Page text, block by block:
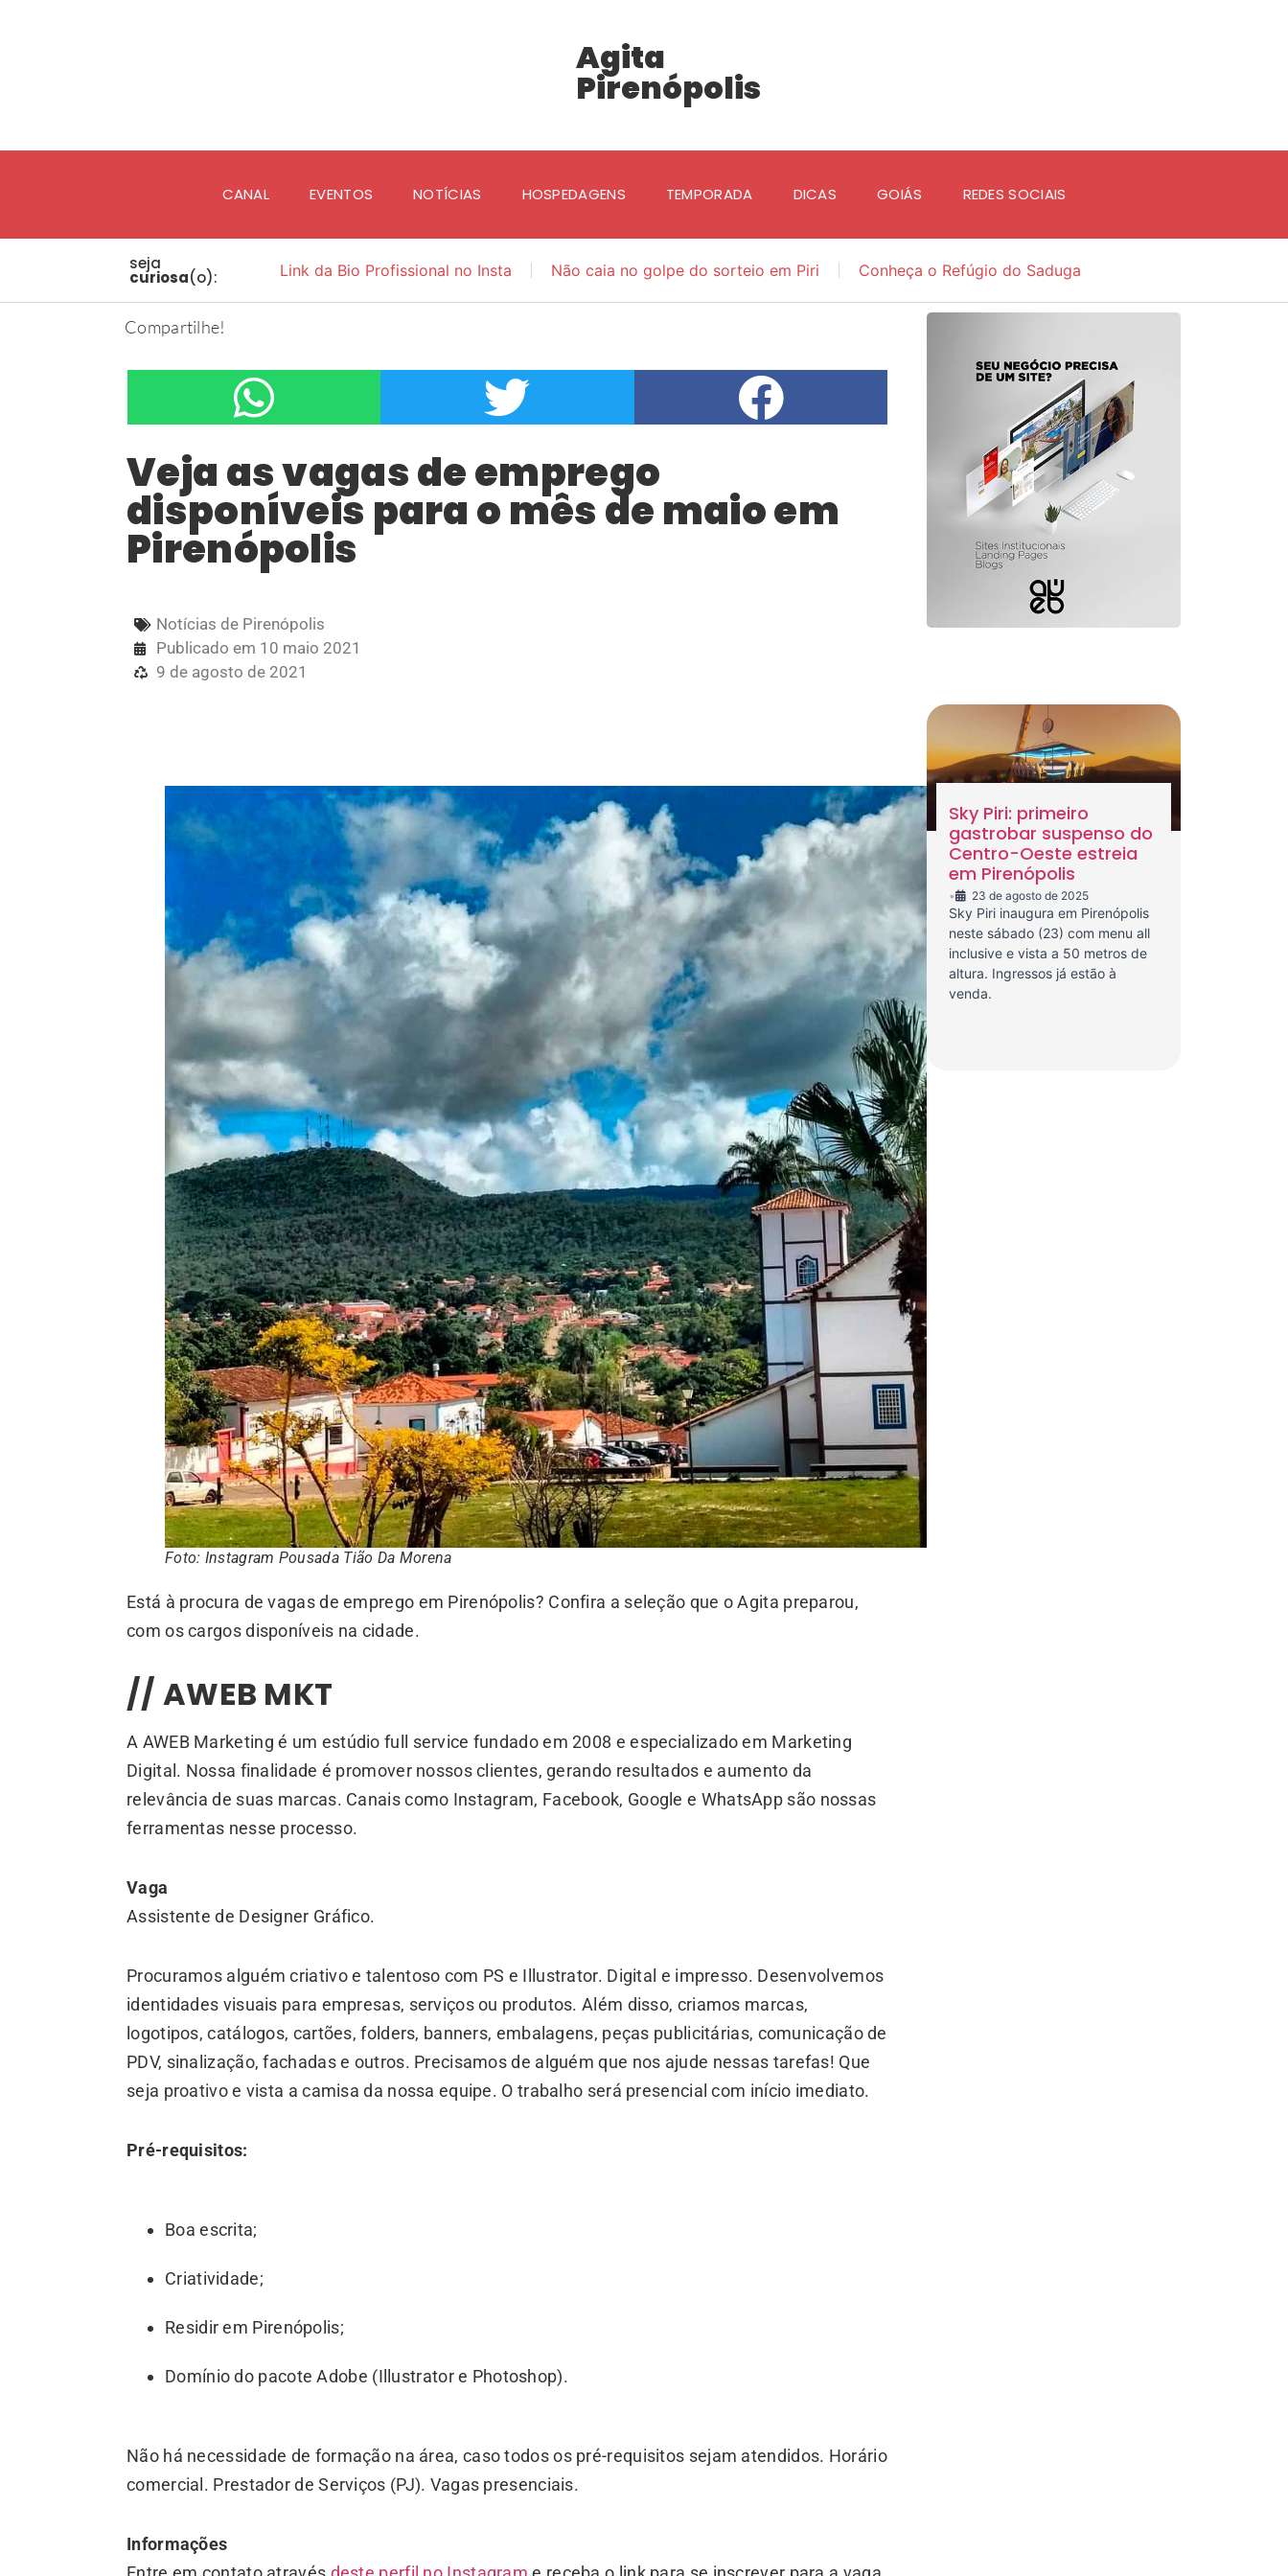
Agita
Pirenópolis
CANAL EVENTOS NOTÍCIAS HOSPEDAGENS TEMPORADA DICAS GOIÁS REDES SOCIAIS
seja
curiosa(o): Link da Bio Profissional no Insta Não caia no golpe do sorteio em Piri Conheça o Refúgio do Saduga
Compartilhe!
Veja as vagas de emprego
disponíveis para o mês de maio em
Pirenópolis
Notícias de Pirenópolis
Publicado em 10 maio 2021
9 de agosto de 2021
Foto: Instagram Pousada Tião Da Morena
Está à procura de vagas de emprego em Pirenópolis? Confira a seleção que o Agita preparou,
com os cargos disponíveis na cidade.
// AWEB MKT
A AWEB Marketing é um estúdio full service fundado em 2008 e especializado em Marketing
Digital. Nossa finalidade é promover nossos clientes, gerando resultados e aumento da
relevância de suas marcas. Canais como Instagram, Facebook, Google e WhatsApp são nossas
ferramentas nesse processo.
Vaga
Assistente de Designer Gráfico.
Procuramos alguém criativo e talentoso com PS e Illustrator. Digital e impresso. Desenvolvemos
identidades visuais para empresas, serviços ou produtos. Além disso, criamos marcas,
logotipos, catálogos, cartões, folders, banners, embalagens, peças publicitárias, comunicação de
PDV, sinalização, fachadas e outros. Precisamos de alguém que nos ajude nessas tarefas! Que
seja proativo e vista a camisa da nossa equipe. O trabalho será presencial com início imediato.
Pré-requisitos:
Boa escrita;
Criatividade;
Residir em Pirenópolis;
Domínio do pacote Adobe (Illustrator e Photoshop).
Não há necessidade de formação na área, caso todos os pré-requisitos sejam atendidos. Horário
comercial. Prestador de Serviços (PJ). Vagas presenciais.
Informações
Sky Piri: primeiro
gastrobar suspenso do
Centro-Oeste estreia
em Pirenópolis
• 23 de agosto de 2025
Sky Piri inaugura em Pirenópolis
neste sábado (23) com menu all
inclusive e vista a 50 metros de
altura. Ingressos já estão à
venda.